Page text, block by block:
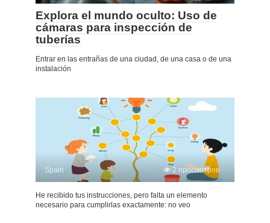
Explora el mundo oculto: Uso de
cámaras para inspección de
tuberías
Entrar en las entrañas de una ciudad, de una casa o de una
instalación
Spain 2 просмотров
He recibido tus instrucciones, pero falta un elemento
necesario para cumplirlas exactamente: no veo